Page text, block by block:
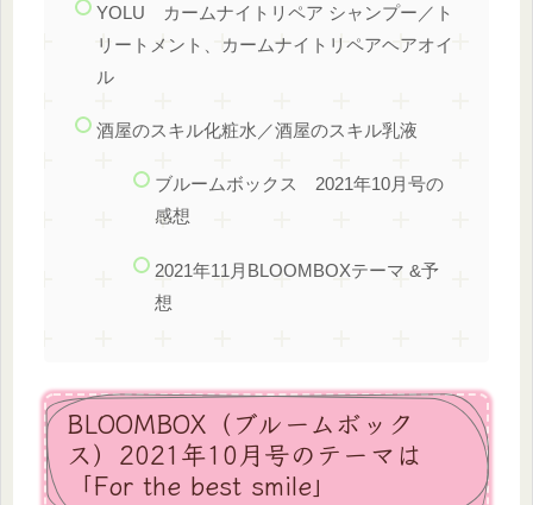
YOLU カームナイトリペア シャンプー／ト
リートメント、カームナイトリペアヘアオイ
ル
酒屋のスキル化粧水／酒屋のスキル乳液
ブルームボックス 2021年10月号の
感想
2021年11月BLOOMBOXテーマ &予
想
BLOOMBOX（ブルームボック
ス）2021年10月号のテーマは
「For the best smile」